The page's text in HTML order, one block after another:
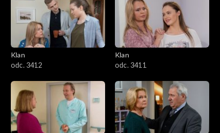
Klan
odc. 3412
Klan
odc. 3411